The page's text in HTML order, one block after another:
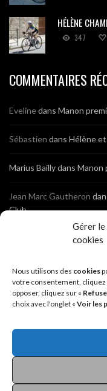
Gérer le
cookies
Nous utilisons des cookies
votre consentement, cliquez
opposer, cliquez sur «
choix avec l'onglet « Voir les
HÉLÈNE
347
COMMENTAIRES
Evelinedans Manon
Sébastien dans Hélène
Marius Baillydans Manon
Jean Marc Gautheron
Club
Photos de
Sébastien dans
Breniauxdans